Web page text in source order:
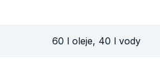
60 l oleje, 40 l vody